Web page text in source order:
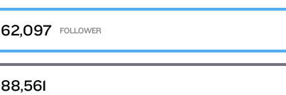
62,097
88,561